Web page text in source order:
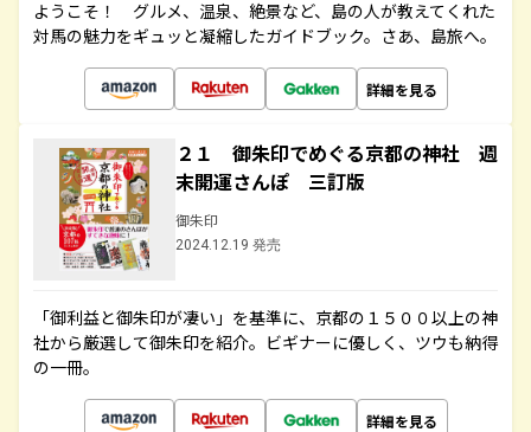
ようこそ！ グルメ、温泉、絶景など、島の人が教えてくれた
対馬の魅力をギュッと凝縮したガイドブック。さあ、島旅へ。
詳細を見る
２１ 御朱印でめぐる京都の神社 週
末開運さんぽ 三訂版
御朱印
2024.12.19 発売
「御利益と御朱印が凄い」を基準に、京都の１５００以上の神
社から厳選して御朱印を紹介。ビギナーに優しく、ツウも納得
の一冊。
詳細を見る